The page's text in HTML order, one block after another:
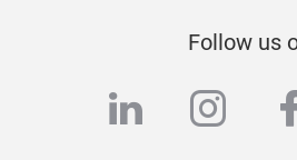
Follow us
linkedin